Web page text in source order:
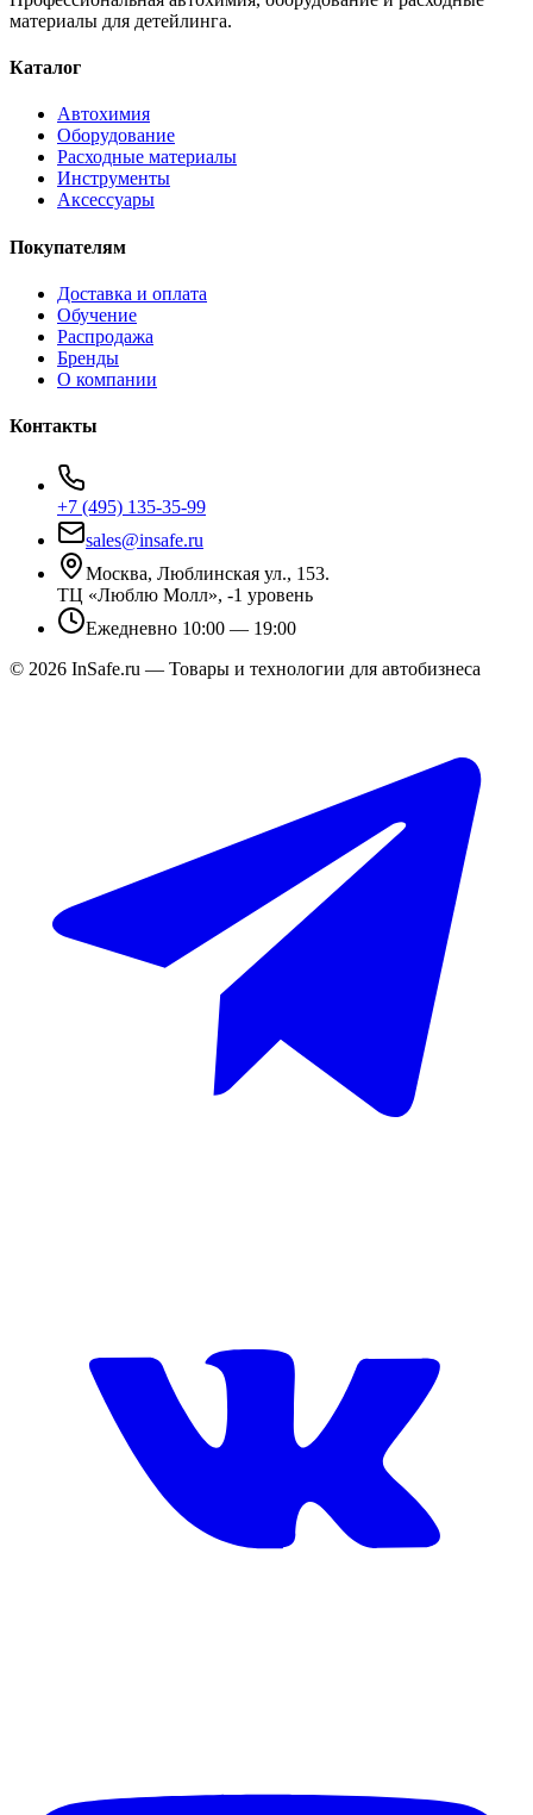
материалы для детейлинга.
Каталог
Автохимия
Оборудование
Расходные материалы
Инструменты
Аксессуары
Покупателям
Доставка и оплата
Обучение
Распродажа
Бренды
О компании
Контакты
+7 (495) 135-35-99
sales@insafe.ru
Москва, Люблинская ул., 153.
ТЦ «Люблю Молл», -1 уровень
Ежедневно 10:00 — 19:00
© 2026 InSafe.ru — Товары и технологии для автобизнеса